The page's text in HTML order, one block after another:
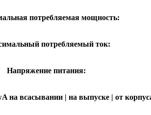
потребляемая мощность:
потребляемый ток:
Напряжение питания:
на всасывании | на выпуске | от